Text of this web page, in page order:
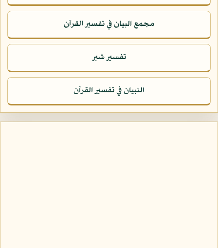
مجمع البيان في تفسير القرآن
تفسير شبر
التبيان في تفسير القرآن